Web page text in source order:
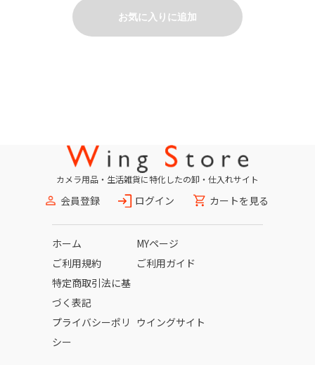
お気に入りに追加
カメラ用品・生活雑貨に特化したの卸・仕入れサイト
会員登録 ログイン カートを見る
ホーム
MYページ
ご利用規約
ご利用ガイド
特定商取引法に基
づく表記
プライバシーポリ
シー
ウイングサイト